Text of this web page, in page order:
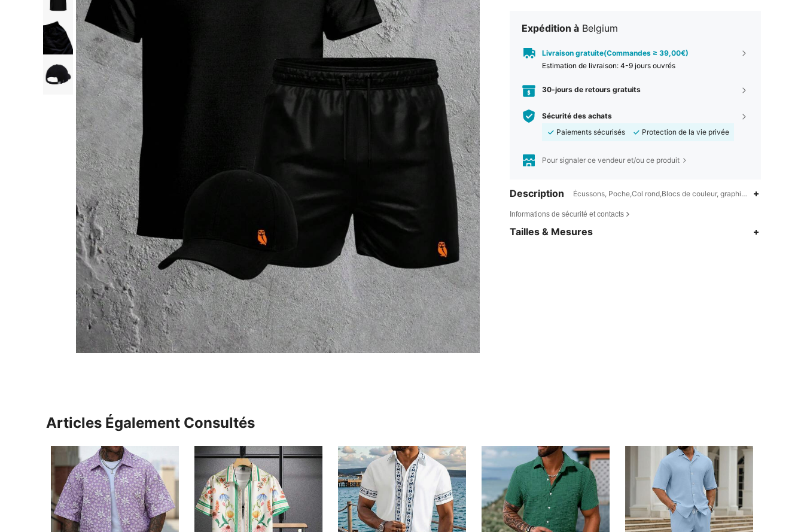
Expédition à Belgium
Livraison gratuite(Commandes ≥ 39,00€)
Estimation de livraison: 4-9 jours ouvrés
30-jours de retours gratuits
Sécurité des achats
Paiements sécurisés
Protection de la vie privée
Pour signaler ce vendeur et/ou ce produit
Description Écussons, Poche,Col rond,Blocs de couleur, graphique, Lettres
Informations de sécurité et contacts
Tailles & Mesures
Articles Également Consultés